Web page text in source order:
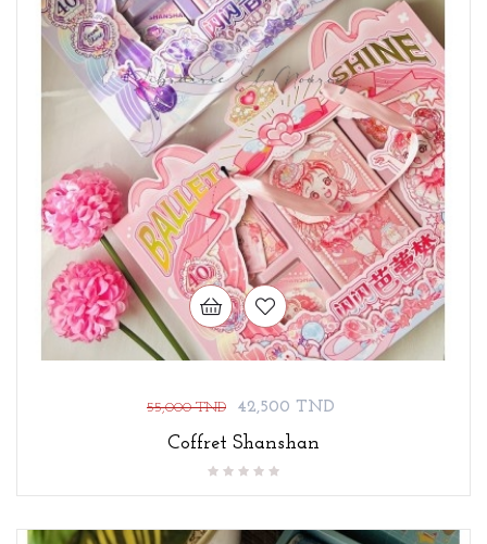
Prix
base
55,000 TND Prix
42,500 TND
Coffret Shanshan